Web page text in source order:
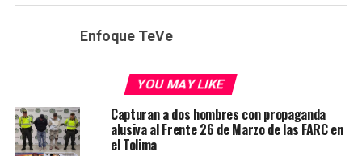
Enfoque TeVe
YOU MAY LIKE
Capturan a dos hombres con propaganda
alusiva al Frente 26 de Marzo de las FARC en
el Tolima